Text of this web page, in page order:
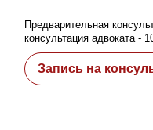
Предварительная
консультация адвоката -
Запись на